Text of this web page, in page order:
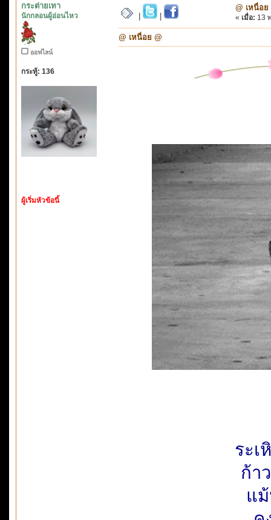
กระต่ายเทา
นักกลอนผู้อ่อนไหว
ออฟไลน์
กระทู้: 136
ผู้เริ่มหัวข้อนี้
@ เหนื่อย
« เมื่อ: 13
@ เหนื่อย @
ระเ
ก้า
แ